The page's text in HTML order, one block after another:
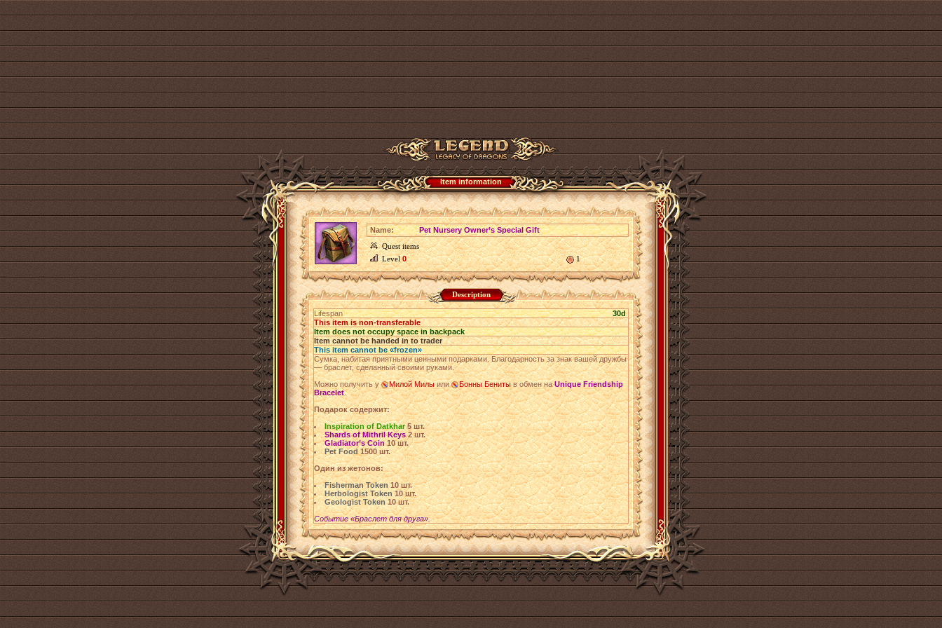
Item information
Name:
Pet Nursery Owner’s Special Gift
Quest items
Level0 1
Description
Lifespan
30d
This item is non-transferable
Item does not occupy space in backpack
Item cannot be handed in to trader
This item cannot be «frozen»
Сумка, набитая приятными ценными подарками. Благодарность за знак вашей дружбы
— браслет, сделанный своими руками.
Можно получить у
Милой Милыили Бонны Бенитыв обмен наUnique Friendship
Bracelet.
Подарок содержит:
Inspiration of Datkhar 5 шт.
Shards of Mithril Keys 2 шт.
Gladiator’s Coin 10 шт.
Pet Food 1500 шт.
Один из жетонов:
Fisherman Token10 шт.
Herbologist Token 10 шт.
Geologist Token 10 шт.
Событие «Браслет для друга».